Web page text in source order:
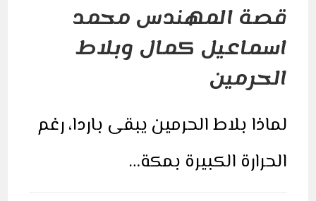
قصة المهندس محمد
اسماعيل كمال وبلاط
الحرمين
لماذا بلاط الحرمين يبقى باردا، رغم
الحرارة الكبيرة بمكة…